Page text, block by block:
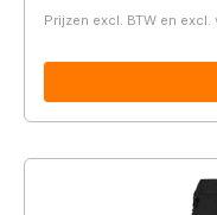
Prijzen excl. BTW en